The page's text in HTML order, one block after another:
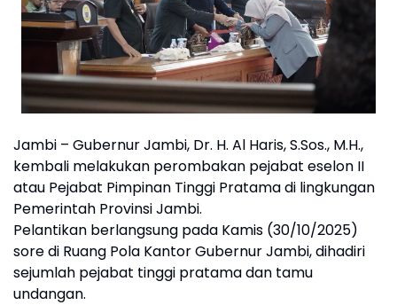
Jambi – Gubernur Jambi, Dr. H. Al Haris, S.Sos., M.H.,
kembali melakukan perombakan pejabat eselon II
atau Pejabat Pimpinan Tinggi Pratama di lingkungan
Pemerintah Provinsi Jambi.
Pelantikan berlangsung pada Kamis (30/10/2025)
sore di Ruang Pola Kantor Gubernur Jambi, dihadiri
sejumlah pejabat tinggi pratama dan tamu
undangan.